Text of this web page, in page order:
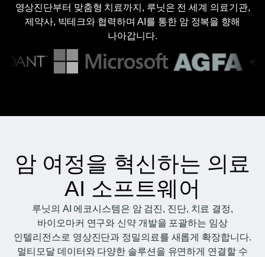
영상진단부터 맞춤형 치료까지, 루닛은 전 세계 의료기관,
제약사, 빅테크와 협력하며 AI를 통한 암 정복을 향해
나아갑니다.
암 여정을 혁신하는 의료
AI 소프트웨어
루닛의 AI 에코시스템은 암 검진, 진단, 치료 결정,
바이오마커 연구와 신약 개발을 포괄하는 임상
인텔리전스로 영상진단과 정밀의료를 새롭게 확장합니다.
멀티모달 데이터와 다양한 솔루션을 유연하게 연결할 수